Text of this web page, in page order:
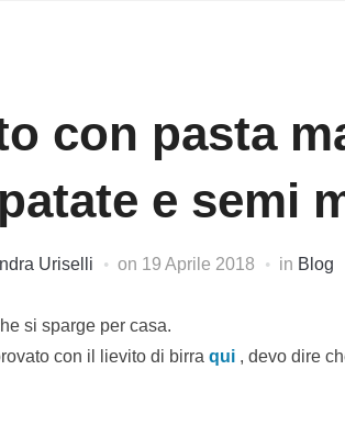
con pasta
e semi
Uriselli on 19 Aprile 2018 in Blog
si sparge per casa.
con il lievito di birra qui , devo dire